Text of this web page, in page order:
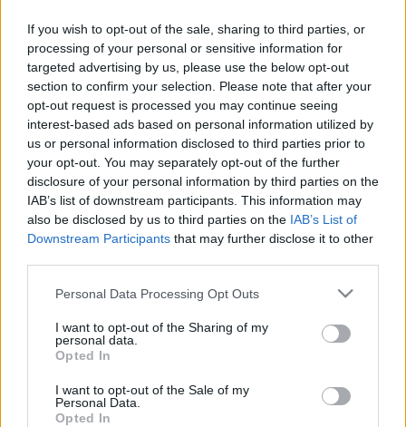
If you wish to opt-out of the sale, sharing to third parties, or
processing of your personal or sensitive information for
targeted advertising by us, please use the below opt-out
section to confirm your selection. Please note that after your
opt-out request is processed you may continue seeing
interest-based ads based on personal information utilized by
us or personal information disclosed to third parties prior to
your opt-out. You may separately opt-out of the further
disclosure of your personal information by third parties on the
IAB’s list of downstream participants. This information may
also be disclosed by us to third parties on the IAB’s List of
Downstream Participants that may further disclose it to other
Please note that this website/app uses one or more Google
not limited to your visit or usage behaviour. You may click to
grant or deny consent to Google and its third-party tags to
use your data for below specified purposes in below Google
consent section.
Personal Data Processing Opt Outs
I want to opt-out of the Sharing of my
personal data.
Opted In
I want to opt-out of the Sale of my
Personal Data.
Opted In
gyakorlatilag minden államban
másodpercekkel marad le a papírbeadási
határidőről, ami után képes az iPhone óráját
okolni.
Na, szóval ennyi politikailag a helyzet. Zeneileg meg
ott álltunk, hogy valamit éppen készített Dr Dre-vel,
bemutatta a lemezborítót, mondta csak pár nap és
jön, aztán mély csend. Ez volt július végén, most meg
szeptember közepe van, és most megtörte a csendet.
Váratlanulbejelentette, hogy ő bizisten ki nem ad
még egy lemezt, amíg fel nem szabadul jelenlegi
kiadói, a Universal és a Sony fogságából. Aztán ezt a
áll, hogy
Látnom kell mindenki szerződését a